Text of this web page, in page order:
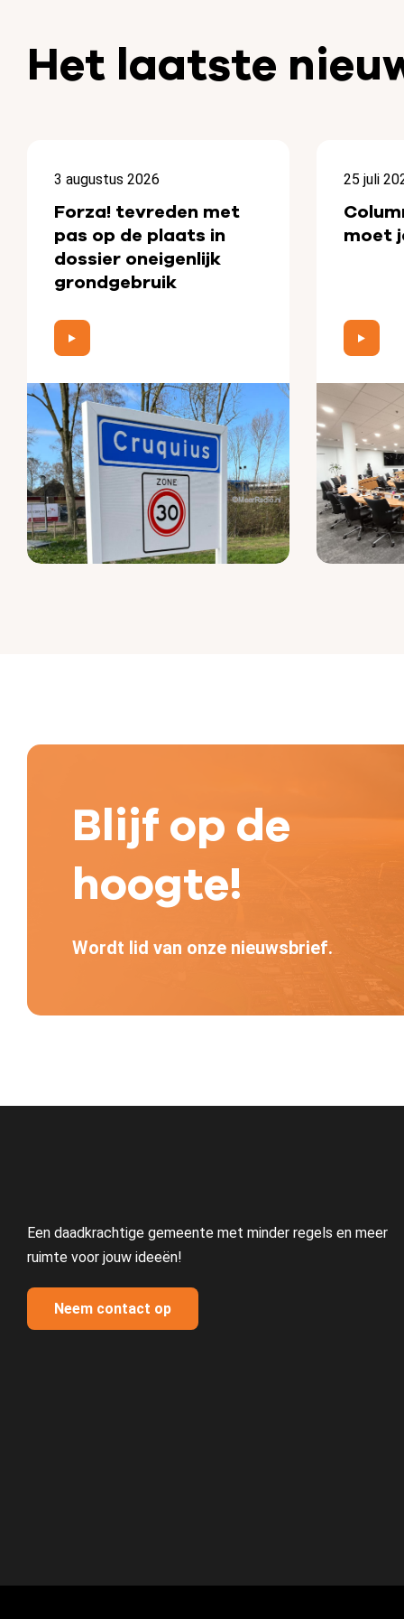
Het laatste
3 augustus 2026
Forza! tevreden met
pas op de plaats in
dossier oneigenlijk
grondgebruik
25 juli
moet
Blijf op de
hoogte!
Wordt lid van onze nieuwsbrief.
Een daadkrachtige gemeente met minder regels en meer
ruimte voor jouw ideeën!
Neem contact op